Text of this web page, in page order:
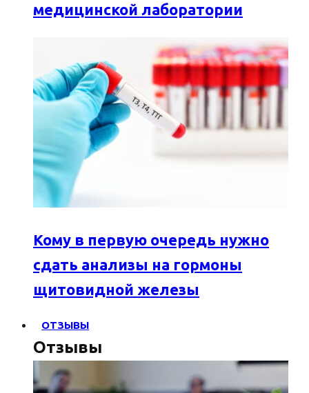
медицинской лаборатории
Кому в первую очередь нужно
сдать анализы на гормоны
щитовидной железы
ОТЗЫВЫ
Отзывы